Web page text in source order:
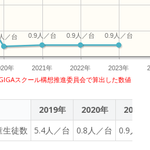
年 2021年 2022年 2023年
0.9人／台
0.9人／台
0.9人／台
／台
スクール構想推進委員会で算出した数値
2019年 2020年
2021年
生徒数
5.4人／台 0.8人／台 0.9人／